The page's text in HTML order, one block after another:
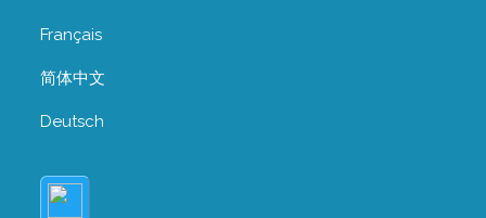
Français
简体中文
Deutsch